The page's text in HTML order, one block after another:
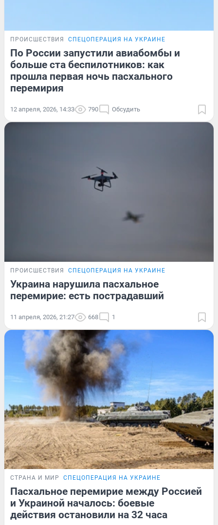
ПРОИСШЕСТВИЯ СПЕЦОПЕРАЦИЯ НА УКРАИНЕ
По России запустили авиабомбы и
больше ста беспилотников: как
прошла первая ночь пасхального
перемирия
12 апреля, 2026, 14:33 790 Обсудить
ПРОИСШЕСТВИЯ СПЕЦОПЕРАЦИЯ НА УКРАИНЕ
Украина нарушила пасхальное
перемирие: есть пострадавший
11 апреля, 2026, 21:27 668 1
СТРАНА И МИР СПЕЦОПЕРАЦИЯ НА УКРАИНЕ
Пасхальное перемирие между Россией
и Украиной началось: боевые
действия остановили на 32 часа